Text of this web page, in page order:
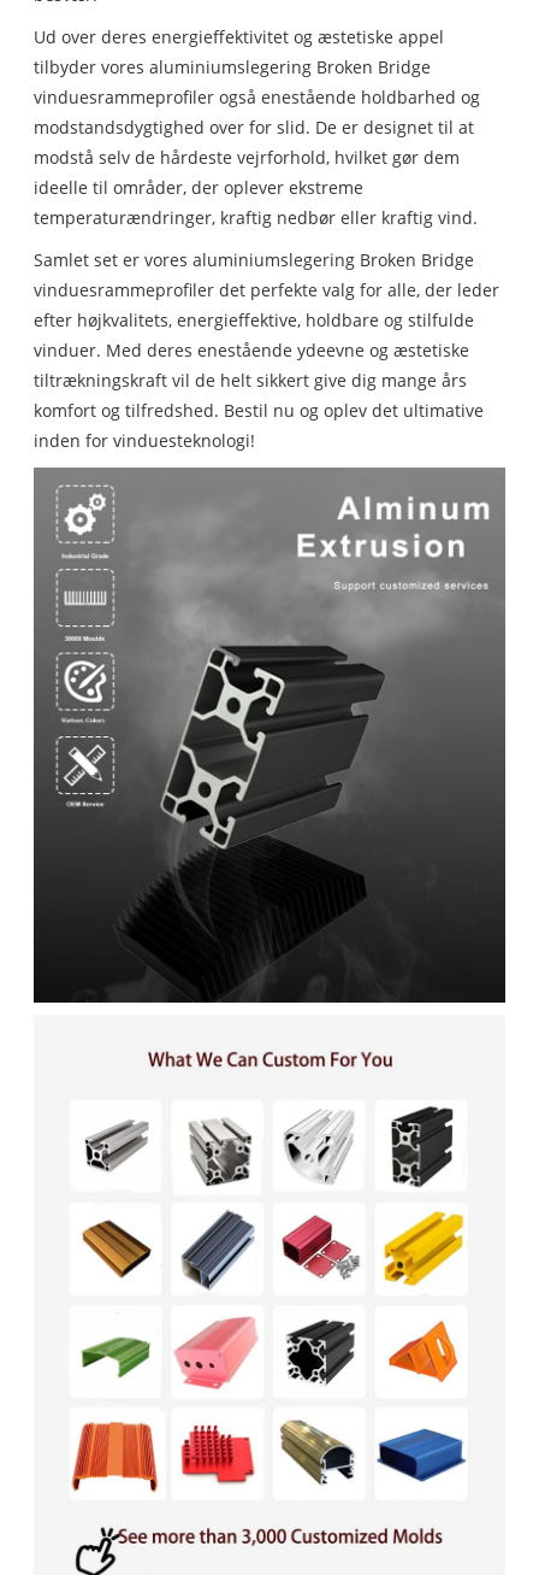
Ud over deres energieffektivitet og æstetiske appel
tilbyder vores aluminiumslegering Broken Bridge
vinduesrammeprofiler også enestående holdbarhed og
modstandsdygtighed over for slid. De er designet til at
modstå selv de hårdeste vejrforhold, hvilket gør dem
ideelle til områder, der oplever ekstreme
temperaturændringer, kraftig nedbør eller kraftig vind.
Samlet set er vores aluminiumslegering Broken Bridge
vinduesrammeprofiler det perfekte valg for alle, der leder
efter højkvalitets, energieffektive, holdbare og stilfulde
vinduer. Med deres enestående ydeevne og æstetiske
tiltrækningskraft vil de helt sikkert give dig mange års
komfort og tilfredshed. Bestil nu og oplev det ultimative
inden for vinduesteknologi!